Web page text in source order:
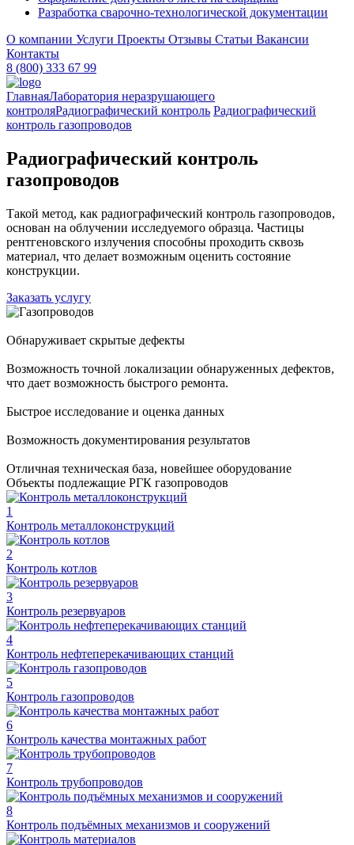
Разработка сварочно-технологической документации
О компании Услуги Проекты Отзывы Статьи Вакансии
Контакты
8 (800) 333 67 99
ГлавнаяЛаборатория неразрушающего
контроляРадиографический контроль Радиографический
контроль газопроводов
Радиографический контроль
газопроводов
Такой метод, как радиографический контроль газопроводов,
основан на облучении исследуемого образца. Частицы
рентгеновского излучения способны проходить сквозь
материал, что делает возможным оценить состояние
конструкции.
Заказать услугу
Обнаруживает скрытые дефекты
Возможность точной локализации обнаруженных дефектов,
что дает возможность быстрого ремонта.
Быстрое исследование и оценка данных
Возможность документирования результатов
Отличная техническая база, новейшее оборудование
Объекты подлежащие РГК газопроводов
1
Контроль металлоконструкций
2
Контроль котлов
3
Контроль резервуаров
4
Контроль нефтеперекачивающих станций
5
Контроль газопроводов
6
Контроль качества монтажных работ
7
Контроль трубопроводов
8
Контроль подъёмных механизмов и сооружений